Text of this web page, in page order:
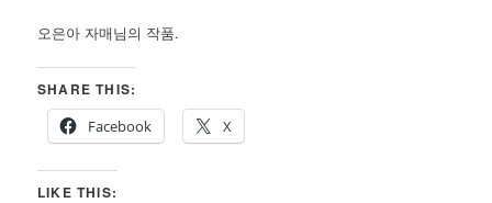
오은아 자매님의 작품.
SHARE THIS:
Facebook
X
LIKE THIS: